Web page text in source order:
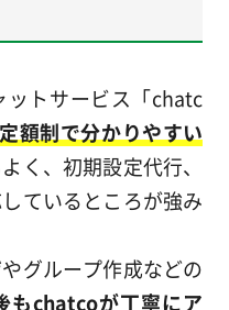
ットサービス「chatc
額制で分かりやすい
く、初期設定代行、
ているところが強み
グループ作成などの
もchatcoが丁寧にア